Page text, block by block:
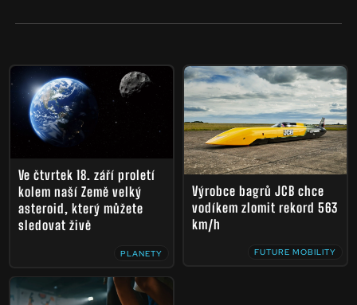
Ve čtvrtek 18. září proletí
kolem naší Země velký
asteroid, který můžete
sledovat živě
PLANETY
Výrobce bagrů JCB chce
vodíkem zlomit rekord 563
km/h
FUTURE MOBILITY